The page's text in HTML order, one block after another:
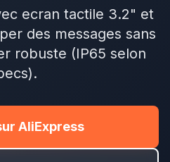
ecran tactile 3.2" et
des messages sans
robuste (IP65 selon
AliExpress